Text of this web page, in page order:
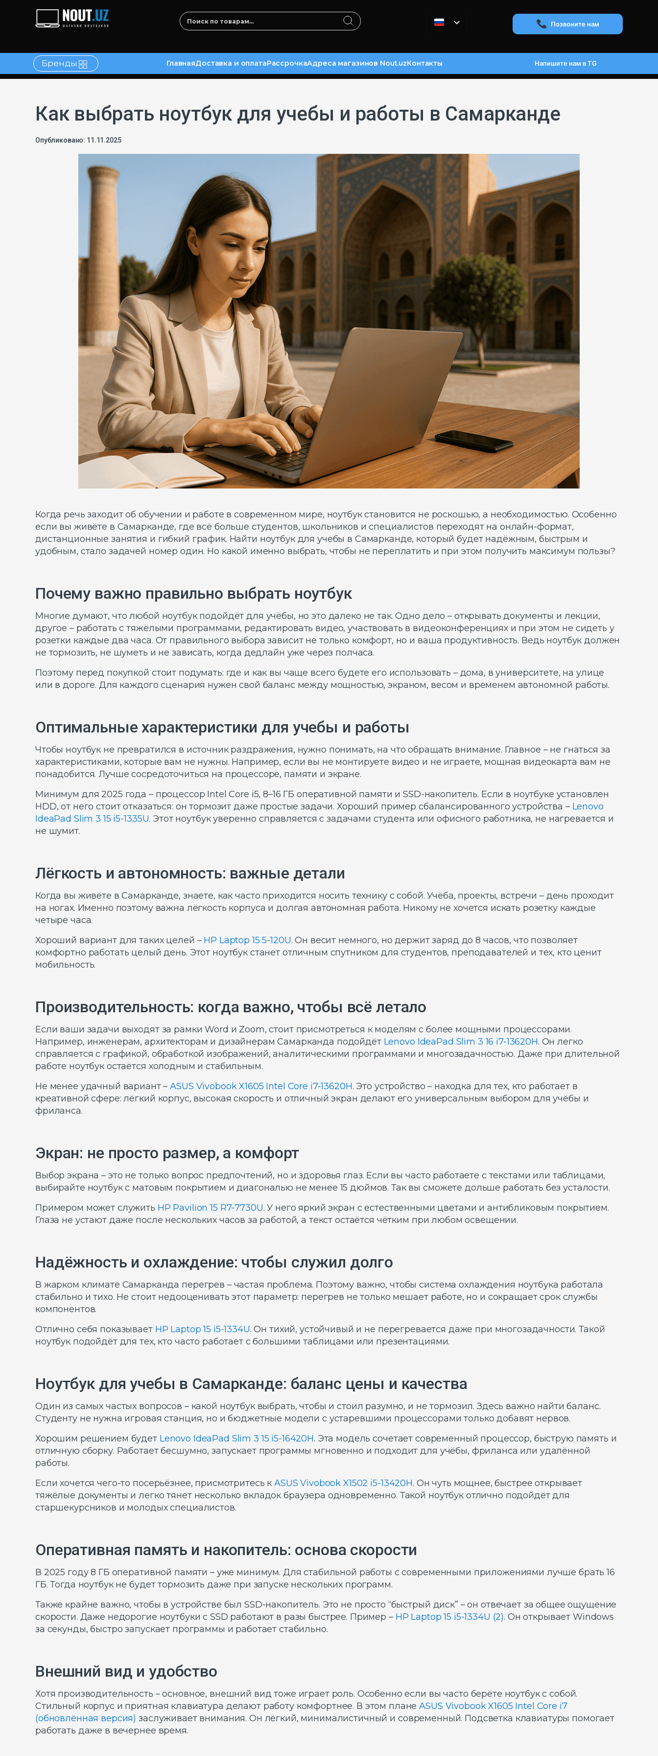
Позвоните нам
Бренды ГлавнаяДоставка и оплатаРассрочкаАдреса магазинов Nout.uzКонтакты Напишите нам в TG
Как выбрать ноутбук для учебы и работы в Самарканде
Опубликовано: 11.11.2025
Когда речь заходит об обучении и работе в современном мире, ноутбук становится не роскошью, а необходимостью. Особенно
если вы живёте в Самарканде, где всё больше студентов, школьников и специалистов переходят на онлайн-формат,
дистанционные занятия и гибкий график. Найти ноутбук для учебы в Самарканде, который будет надёжным, быстрым и
удобным, стало задачей номер один. Но какой именно выбрать, чтобы не переплатить и при этом получить максимум пользы?
Почему важно правильно выбрать ноутбук
Многие думают, что любой ноутбук подойдёт для учёбы, но это далеко не так. Одно дело – открывать документы и лекции,
другое – работать с тяжёлыми программами, редактировать видео, участвовать в видеоконференциях и при этом не сидеть у
розетки каждые два часа. От правильного выбора зависит не только комфорт, но и ваша продуктивность. Ведь ноутбук должен
не тормозить, не шуметь и не зависать, когда дедлайн уже через полчаса.
Поэтому перед покупкой стоит подумать: где и как вы чаще всего будете его использовать – дома, в университете, на улице
или в дороге. Для каждого сценария нужен свой баланс между мощностью, экраном, весом и временем автономной работы.
Оптимальные характеристики для учебы и работы
Чтобы ноутбук не превратился в источник раздражения, нужно понимать, на что обращать внимание. Главное – не гнаться за
характеристиками, которые вам не нужны. Например, если вы не монтируете видео и не играете, мощная видеокарта вам не
понадобится. Лучше сосредоточиться на процессоре, памяти и экране.
Минимум для 2025 года – процессор Intel Core i5, 8–16 ГБ оперативной памяти и SSD-накопитель. Если в ноутбуке установлен
HDD, от него стоит отказаться: он тормозит даже простые задачи. Хороший пример сбалансированного устройства –Lenovo
IdeaPad Slim 3 15 i5-1335U. Этот ноутбук уверенно справляется с задачами студента или офисного работника, не нагревается и
не шумит.
Лёгкость и автономность: важные детали
Когда вы живёте в Самарканде, знаете, как часто приходится носить технику с собой. Учёба, проекты, встречи – день проходит
на ногах. Именно поэтому важна лёгкость корпуса и долгая автономная работа. Никому не хочется искать розетку каждые
четыре часа.
Хороший вариант для таких целей –HP Laptop 15 5-120U. Он весит немного, но держит заряд до 8 часов, что позволяет
комфортно работать целый день. Этот ноутбук станет отличным спутником для студентов, преподавателей и тех, кто ценит
мобильность.
Производительность: когда важно, чтобы всё летало
Если ваши задачи выходят за рамки Word и Zoom, стоит присмотреться к моделям с более мощными процессорами.
Например, инженерам, архитекторам и дизайнерам Самарканда подойдётLenovo IdeaPad Slim 3 16 i7-13620H. Он легко
справляется с графикой, обработкой изображений, аналитическими программами и многозадачностью. Даже при длительной
работе ноутбук остаётся холодным и стабильным.
Не менее удачный вариант – ASUS Vivobook X1605 Intel Core i7-13620H. Это устройство – находка для тех, кто работает в
креативной сфере: лёгкий корпус, высокая скорость и отличный экран делают его универсальным выбором для учёбы и
фриланса.
Экран: не просто размер, а комфорт
Выбор экрана – это не только вопрос предпочтений, но и здоровья глаз. Если вы часто работаете с текстами или таблицами,
выбирайте ноутбук с матовым покрытием и диагональю не менее 15 дюймов. Так вы сможете дольше работать без усталости.
Примером может служить HP Pavilion 15 R7-7730U. У него яркий экран с естественными цветами и антибликовым покрытием.
Глаза не устают даже после нескольких часов за работой, а текст остаётся чётким при любом освещении.
Надёжность и охлаждение: чтобы служил долго
В жарком климате Самарканда перегрев – частая проблема. Поэтому важно, чтобы система охлаждения ноутбука работала
стабильно и тихо. Не стоит недооценивать этот параметр: перегрев не только мешает работе, но и сокращает срок службы
компонентов.
Отлично себя показываетHP Laptop 15 i5-1334U. Он тихий, устойчивый и не перегревается даже при многозадачности. Такой
ноутбук подойдёт для тех, кто часто работает с большими таблицами или презентациями.
Ноутбук для учебы в Самарканде: баланс цены и качества
Один из самых частых вопросов – какой ноутбук выбрать, чтобы и стоил разумно, и не тормозил. Здесь важно найти баланс.
Студенту не нужна игровая станция, но и бюджетные модели с устаревшими процессорами только добавят нервов.
Хорошим решением будетLenovo IdeaPad Slim 3 15 i5-16420H. Эта модель сочетает современный процессор, быструю память и
отличную сборку. Работает бесшумно, запускает программы мгновенно и подходит для учёбы, фриланса или удалённой
работы.
Если хочется чего-то посерьёзнее, присмотритесь к ASUS Vivobook X1502 i5-13420H. Он чуть мощнее, быстрее открывает
тяжёлые документы и легко тянет несколько вкладок браузера одновременно. Такой ноутбук отлично подойдёт для
старшекурсников и молодых специалистов.
Оперативная память и накопитель: основа скорости
В 2025 году 8 ГБ оперативной памяти – уже минимум. Для стабильной работы с современными приложениями лучше брать 16
ГБ. Тогда ноутбук не будет тормозить даже при запуске нескольких программ.
Также крайне важно, чтобы в устройстве был SSD-накопитель. Это не просто “быстрый диск” – он отвечает за общее ощущение
скорости. Даже недорогие ноутбуки с SSD работают в разы быстрее. Пример –HP Laptop 15 i5-1334U (2). Он открывает Windows
за секунды, быстро запускает программы и работает стабильно.
Внешний вид и удобство
Хотя производительность – основное, внешний вид тоже играет роль. Особенно если вы часто берёте ноутбук с собой.
Стильный корпус и приятная клавиатура делают работу комфортнее. В этом плане ASUS Vivobook X1605 Intel Core i7
(обновлённая версия) заслуживает внимания. Он лёгкий, минималистичный и современный. Подсветка клавиатуры помогает
работать даже в вечернее время.